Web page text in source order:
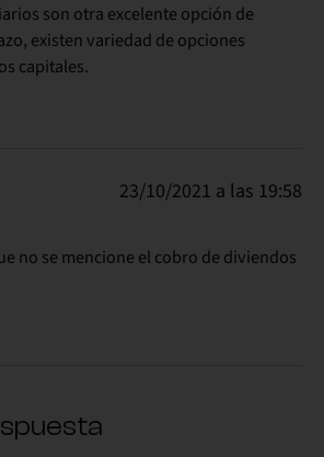
son otra excelente opción de
existen variedad de opciones
capitales.
23/10/2021 a las 19:58
no se mencione el cobro de diviendos